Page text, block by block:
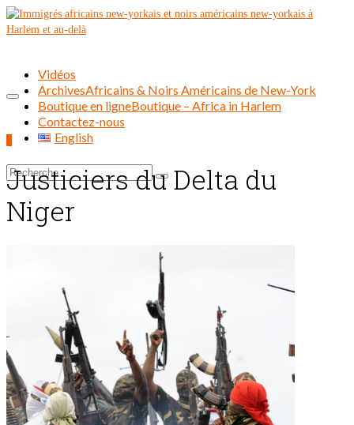
Rechercher :
Vidéos
ArchivesAfricains & Noirs Américains de New-York
Boutique en ligneBoutique – Africa in Harlem
Contactez-nous
English
Justiciers du Delta du
Niger